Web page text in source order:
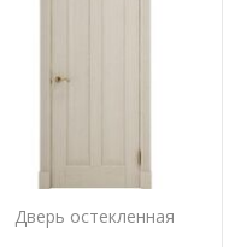
Дверь остекленная